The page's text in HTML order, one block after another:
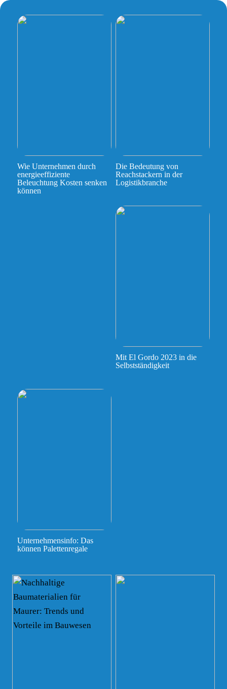
Wie Unternehmen durch
energieeffiziente
Beleuchtung Kosten senken
können
Die Bedeutung von
Reachstackern in der
Logistikbranche
Mit El Gordo 2023 in die
Selbstständigkeit
Unternehmensinfo: Das
können Palettenregale